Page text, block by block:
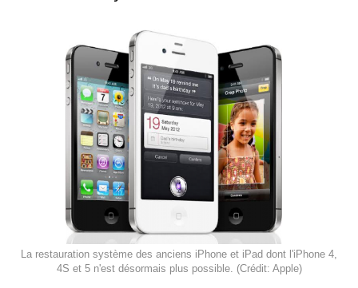
La restauration système des anciens iPhone et iPad dont l'iPhone 4,
4S et 5 n'est désormais plus possible. (Crédit: Apple)